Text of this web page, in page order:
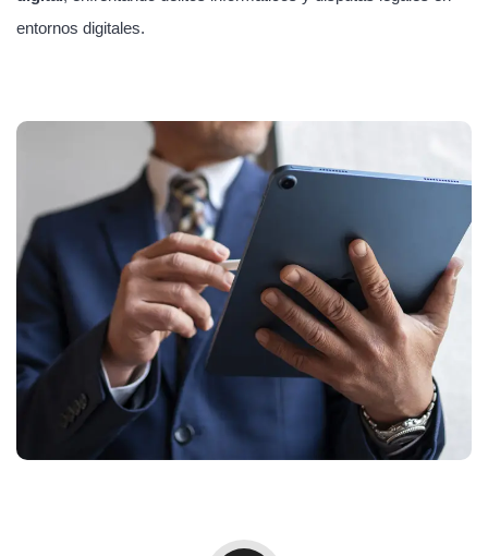
entornos digitales.